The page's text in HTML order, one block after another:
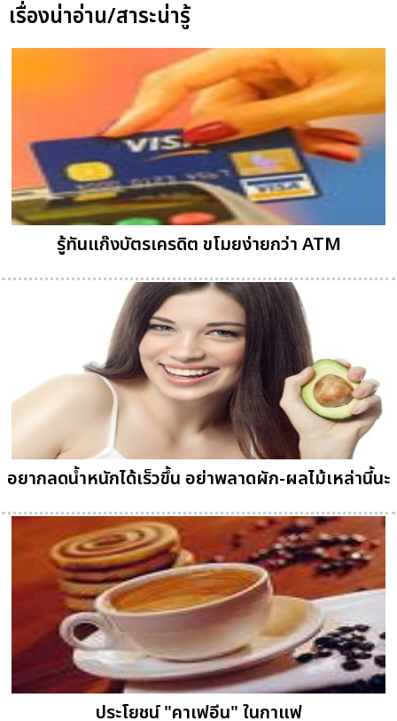
เรื่องน่าอ่าน/สาระน่ารู้
รู้ทันแก๊งบัตรเครดิต ขโมยง่ายกว่า ATM
อยากลดน้ำหนักได้เร็วขึ้น อย่าพลาดผัก-ผลไม้เหล่านี้นะ
ประโยชน์ "คาเฟอีน" ในกาแฟ